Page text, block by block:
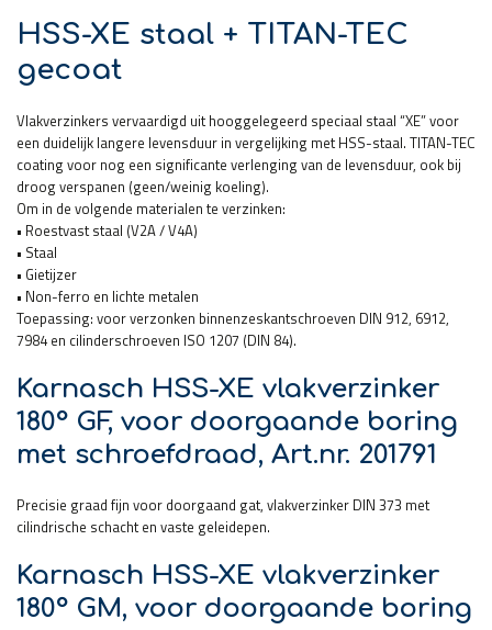
HSS-XE staal + TITAN-TEC
gecoat
Vlakverzinkers vervaardigd uit hooggelegeerd speciaal staal “XE” voor
een duidelijk langere levensduur in vergelijking met HSS-staal. TITAN-TEC
coating voor nog een significante verlenging van de levensduur, ook bij
droog verspanen (geen/weinig koeling).
Om in de volgende materialen te verzinken:
• Roestvast staal (V2A / V4A)
• Staal
• Gietijzer
• Non-ferro en lichte metalen
Toepassing: voor verzonken binnenzeskantschroeven DIN 912, 6912,
7984 en cilinderschroeven ISO 1207 (DIN 84).
Karnasch HSS-XE vlakverzinker
180° GF, voor doorgaande boring
met schroefdraad, Art.nr. 201791
Precisie graad fijn voor doorgaand gat, vlakverzinker DIN 373 met
cilindrische schacht en vaste geleidepen.
Karnasch HSS-XE vlakverzinker
180° GM, voor doorgaande boring